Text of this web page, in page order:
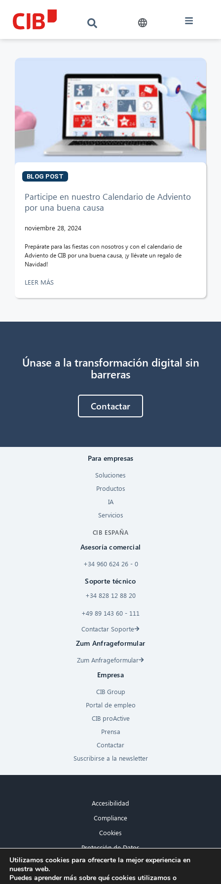
BLOG POST
Participe en nuestro Calendario de Adviento
por una buena causa
noviembre 28, 2024
Prepárate para las fiestas con nosotros y con el calendario de
Adviento de CIB por una buena causa, ¡y llévate un regalo de
Navidad!
LEER MÁS
Únase a la transformación digital sin
barreras
Contactar
Para empresas
Soluciones
Productos
IA
Servicios
CIB ESPAÑA
Asesoría comercial
+34 960 624 26 - 0
Soporte técnico
+34 828 12 88 20
+49 89 143 60 - 111
Contactar Soporte
Zum Anfrageformular
Zum Anfrageformular
Empresa
CIB Group
Portal de empleo
CIB proActive
Prensa
Contactar
Suscribirse a la newsletter
Accesibilidad
Compliance
Cookies
Protección de Datos
Aviso legal
Utilizamos cookies para ofrecerte la mejor experiencia en
nuestra web.
Puedes aprender más sobre qué cookies utilizamos o
CIB AI ChatBot
¡Hola! ¿Qué puedo hacer por ti?